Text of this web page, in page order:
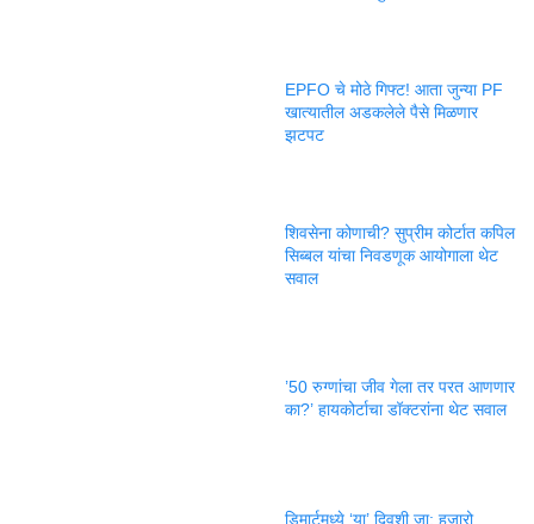
EPFO चे मोठे गिफ्ट! आता जुन्या PF
खात्यातील अडकलेले पैसे मिळणार
झटपट
शिवसेना कोणाची? सुप्रीम कोर्टात कपिल
सिब्बल यांचा निवडणूक आयोगाला थेट
सवाल
’50 रुग्णांचा जीव गेला तर परत आणणार
का?’ हायकोर्टाचा डॉक्टरांना थेट सवाल
डिमार्टमध्ये ‘या’ दिवशी जा; हजारो